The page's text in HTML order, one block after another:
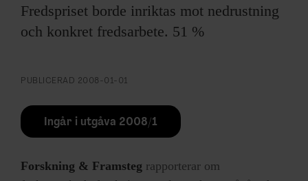
Fredspriset borde inriktas mot nedrustning
och konkret fredsarbete. 51 %
PUBLICERAD 2008-01-01
Ingår i utgåva 2008/1
Forskning & Framsteg rapporterar om